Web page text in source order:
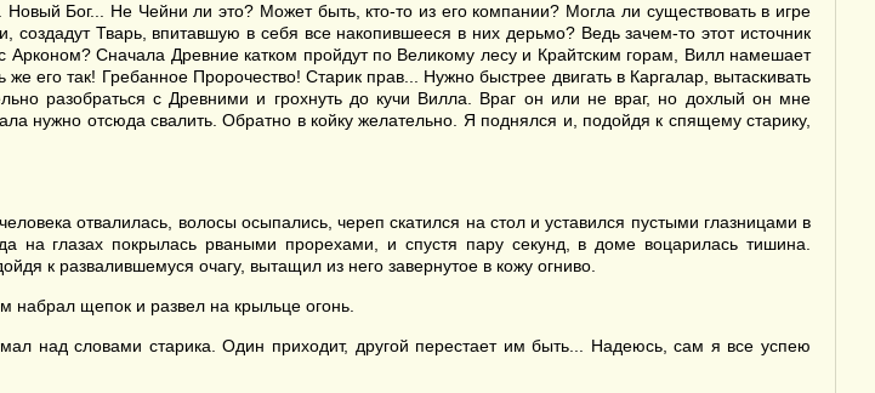
Бог... Не Чейни ли это? Может быть, кто-то из его компании? Могла ли существовать в игре
Тварь, впитавшую в себя все накопившееся в них дерьмо? Ведь зачем-то этот источник
Сначала Древние катком пройдут по Великому лесу и Крайтским горам, Вилл намешает
его так! Гребанное Пророчество! Старик прав... Нужно быстрее двигать в Каргалар, вытаскивать
разобраться с Древними и грохнуть до кучи Вилла. Враг он или не враг, но дохлый он мне
нужно отсюда свалить. Обратно в койку желательно. Я поднялся и, подойдя к спящему старику,
отвалилась, волосы осыпались, череп скатился на стол и уставился пустыми глазницами в
на глазах покрылась рваными прорехами, и спустя пару секунд, в доме воцарилась тишина.
к развалившемуся очагу, вытащил из него завернутое в кожу огниво.
набрал щепок и развел на крыльце огонь.
над словами старика. Один приходит, другой перестает им быть... Надеюсь, сам я все успею